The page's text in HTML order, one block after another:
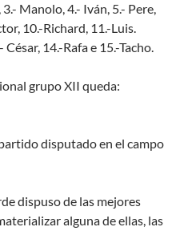
Manolo, 4.- Iván, 5.- Pere,
10.-Richard, 11.-Luis.
14.-Rafa e 15.-Tacho.
grupo XII queda:
disputado en el campo
dispuso de las mejores
alguna de ellas, las